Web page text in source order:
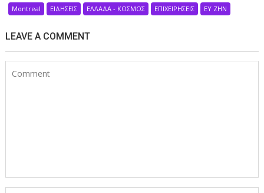
Montreal ΕΙΔΗΣΕΙΣ ΕΛΛΑΔΑ - ΚΟΣΜΟΣ ΕΠΙΧΕΙΡΗΣΕΙΣ ΕΥ ΖΗΝ
LEAVE A COMMENT